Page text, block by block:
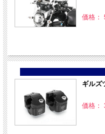
価格：
ギルズ
価格：